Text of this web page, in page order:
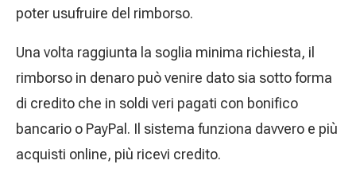
poter usufruire del rimborso.
Una volta raggiunta la soglia minima richiesta, il
rimborso in denaro può venire dato sia sotto forma
di credito che in soldi veri pagati con bonifico
bancario o PayPal. Il sistema funziona davvero e più
acquisti online, più ricevi credito.